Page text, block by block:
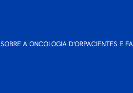
SOBRE A ONCOLOGIA D'ORPACIENTES E